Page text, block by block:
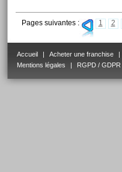
Pages suivantes : 1 2
Accueil Acheter une franchise
Mentions légales
RGPD / GDPR